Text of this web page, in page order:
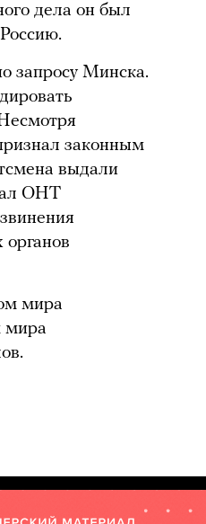
дела он был
запросу Минска.
законным
выдали
ОНТ
мира
мира